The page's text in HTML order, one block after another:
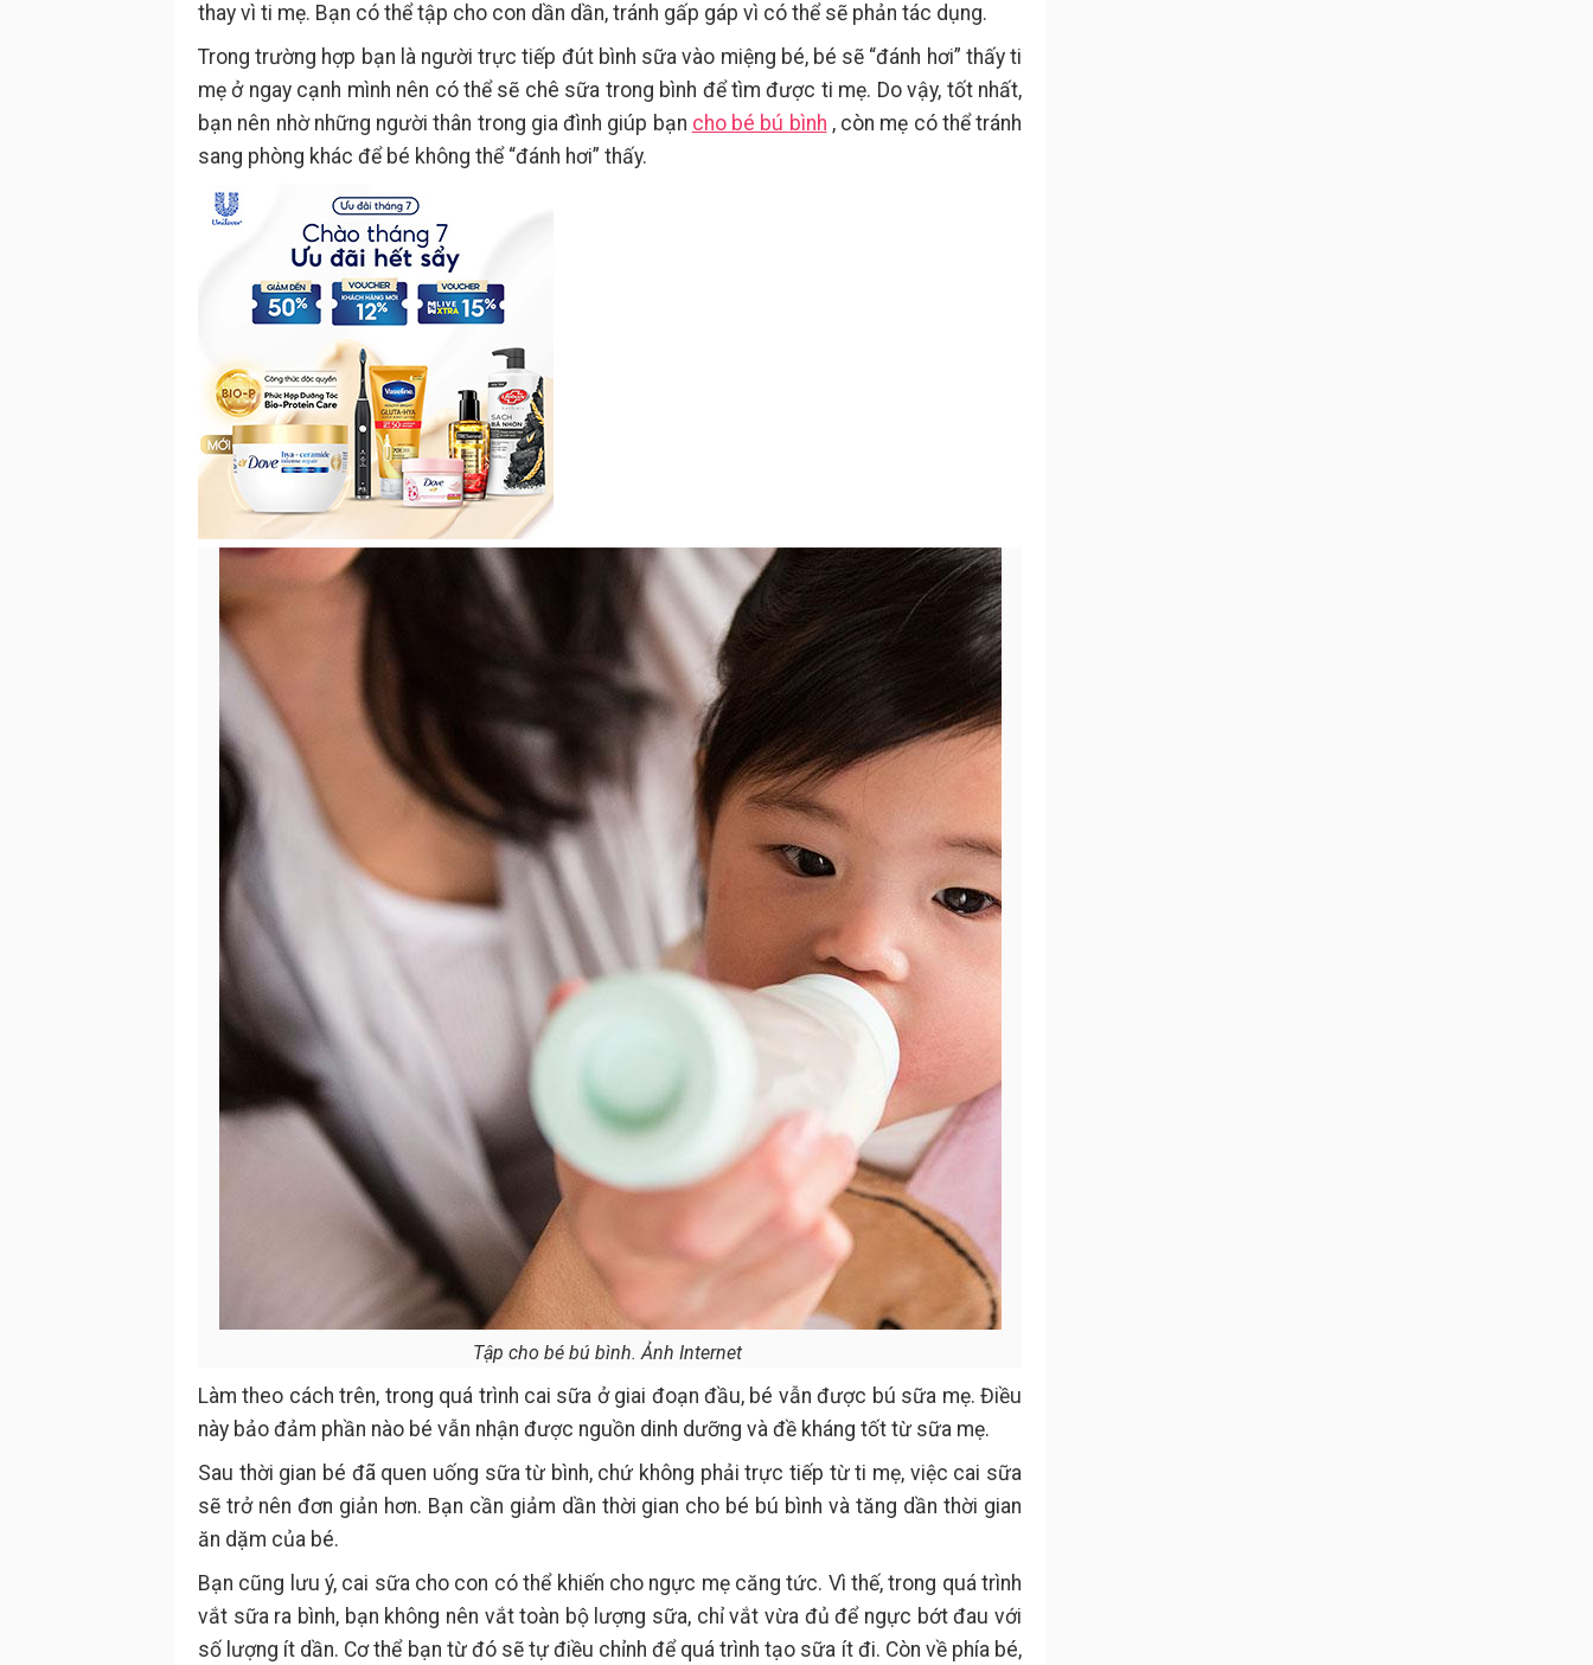
thay vì ti mẹ. Bạn có thể tập cho con dần dần, tránh gấp gáp vì có thể sẽ phản tác dụng.
Trong trường hợp bạn là người trực tiếp đút bình sữa vào miệng bé, bé sẽ “đánh hơi” thấy ti
mẹ ở ngay cạnh mình nên có thể sẽ chê sữa trong bình để tìm được ti mẹ. Do vậy, tốt nhất,
bạn nên nhờ những người thân trong gia đình giúp bạn cho bé bú bình , còn mẹ có thể tránh
sang phòng khác để bé không thể “đánh hơi” thấy.
Tập cho bé bú bình. Ảnh Internet
Làm theo cách trên, trong quá trình cai sữa ở giai đoạn đầu, bé vẫn được bú sữa mẹ. Điều
này bảo đảm phần nào bé vẫn nhận được nguồn dinh dưỡng và đề kháng tốt từ sữa mẹ.
Sau thời gian bé đã quen uống sữa từ bình, chứ không phải trực tiếp từ ti mẹ, việc cai sữa
sẽ trở nên đơn giản hơn. Bạn cần giảm dần thời gian cho bé bú bình và tăng dần thời gian
ăn dặm của bé.
Bạn cũng lưu ý, cai sữa cho con có thể khiến cho ngực mẹ căng tức. Vì thế, trong quá trình
vắt sữa ra bình, bạn không nên vắt toàn bộ lượng sữa, chỉ vắt vừa đủ để ngực bớt đau với
số lượng ít dần. Cơ thể bạn từ đó sẽ tự điều chỉnh để quá trình tạo sữa ít đi. Còn về phía bé,